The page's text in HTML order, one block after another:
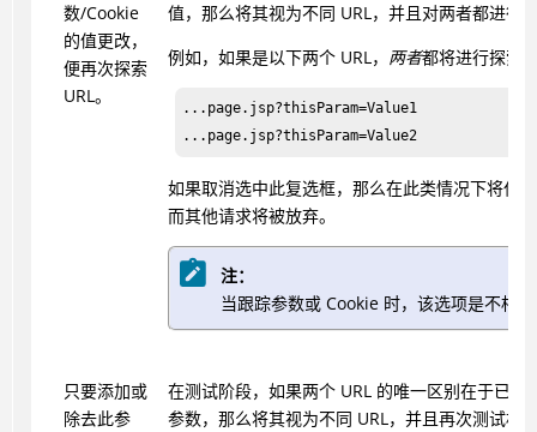
数/Cookie
的值更改，
便再次探索
URL。
值，那么将其视为不同 URL，并且对两者都进行
例如，如果是以下两个 URL， 两者都将进行探索
...page.jsp?thisParam=Value1
...page.jsp?thisParam=Value2
如果取消选中此复选框，那么在此类情况下将仅
而其他请求将被放弃。
注：
当跟踪参数或 Cookie 时，该选项是不相
只要添加或
除去此参
在测试阶段，如果两个 URL 的唯一区别在于已添
参数，那么将其视为不同 URL，并且再次测试相